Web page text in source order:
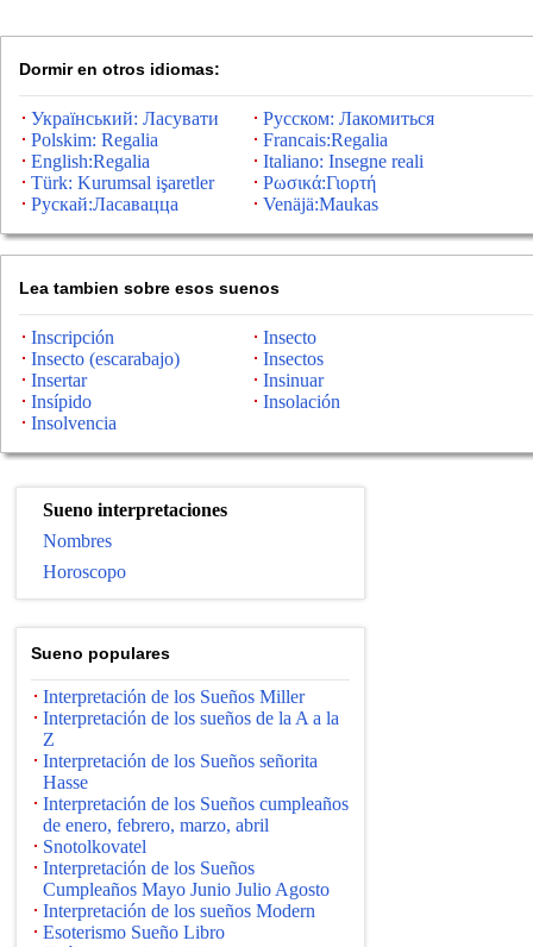
Dormir en otros idiomas:
Український: Ласувати
Русском: Лакомиться
Polskim: Regalia
Francais:Regalia
English:Regalia
Italiano: Insegne reali
Türk: Kurumsal işaretler
Ρωσικά:Γιορτή
Рускай:Ласавацца
Venäjä:Maukas
Lea tambien sobre esos suenos
Inscripción
Insecto
Insecto (escarabajo)
Insectos
Insertar
Insinuar
Insípido
Insolación
Insolvencia
Sueno interpretaciones
Nombres
Horoscopo
Suenо populares
Interpretación de los Sueños Miller
Interpretación de los sueños de la A a la
Z
Interpretación de los Sueños señorita
Hasse
Interpretación de los Sueños cumpleaños
de enero, febrero, marzo, abril
Snotolkovatel
Interpretación de los Sueños
Cumpleaños Mayo Junio ​​Julio Agosto
Interpretación de los sueños Modern
Esoterismo Sueño Libro